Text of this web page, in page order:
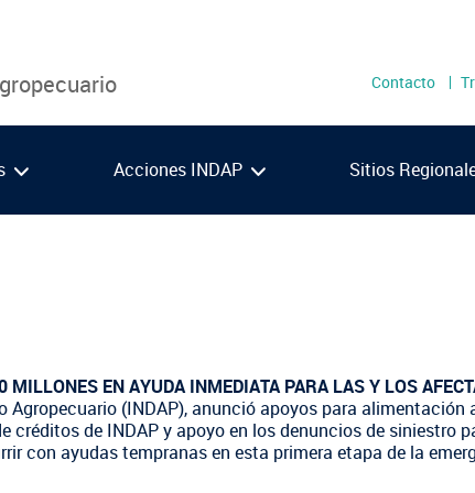
Menú
Contacto
Acciones INDAP Sitios
Biobío
Araucanía
MILLONES EN AYUDA INMEDIATA PARA LAS Y LOS
Agropecuario (INDAP), anunció apoyos para
de INDAP y apoyo en los denuncios de siniestro
con ayudas tempranas en esta primera etapa de la